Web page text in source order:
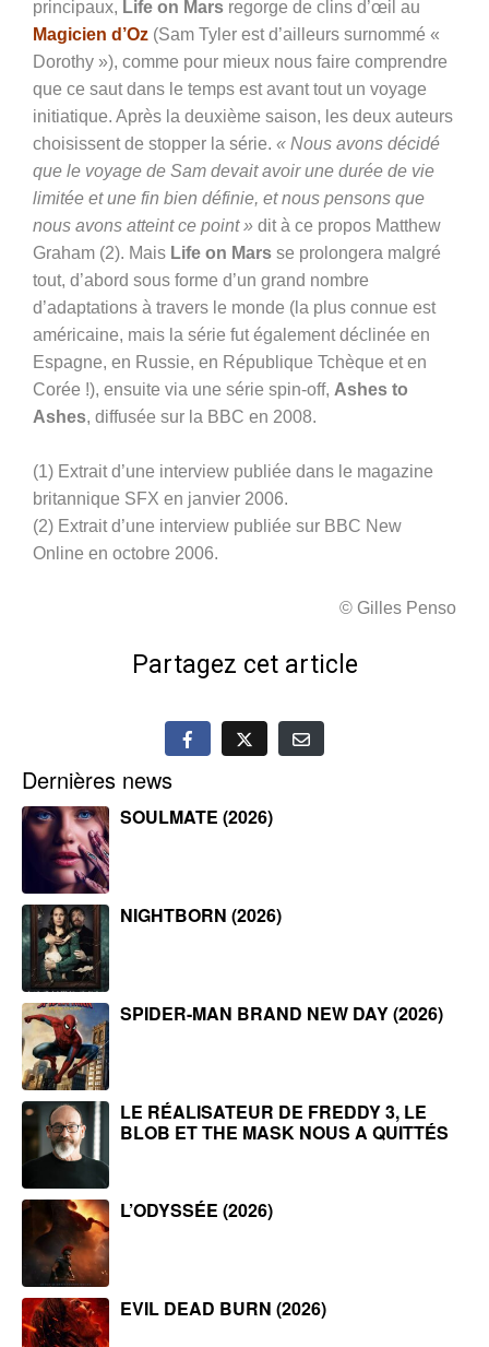
principaux, Life on Mars regorge de clins d’œil au
Magicien d’Oz (Sam Tyler est d’ailleurs surnommé «
Dorothy »), comme pour mieux nous faire comprendre
que ce saut dans le temps est avant tout un voyage
initiatique. Après la deuxième saison, les deux auteurs
choisissent de stopper la série. « Nous avons décidé
que le voyage de Sam devait avoir une durée de vie
limitée et une fin bien définie, et nous pensons que
nous avons atteint ce point » dit à ce propos Matthew
Graham (2). Mais Life on Mars se prolongera malgré
tout, d’abord sous forme d’un grand nombre
d’adaptations à travers le monde (la plus connue est
américaine, mais la série fut également déclinée en
Espagne, en Russie, en République Tchèque et en
Corée !), ensuite via une série spin-off, Ashes to
Ashes, diffusée sur la BBC en 2008.
(1) Extrait d’une interview publiée dans le magazine
britannique SFX en janvier 2006.
(2) Extrait d’une interview publiée sur BBC New
Online en octobre 2006.
© Gilles Penso
Partagez cet article
Dernières news
SOULMATE (2026)
NIGHTBORN (2026)
SPIDER-MAN BRAND NEW DAY (2026)
LE RÉALISATEUR DE FREDDY 3, LE
BLOB ET THE MASK NOUS A QUITTÉS
L’ODYSSÉE (2026)
EVIL DEAD BURN (2026)